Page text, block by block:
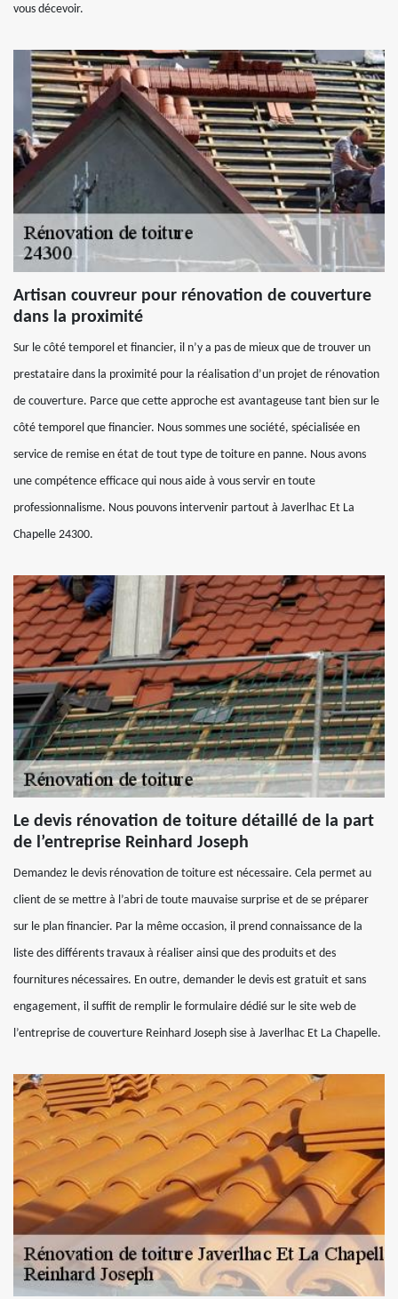
vous décevoir.
Artisan couvreur pour rénovation de couverture
dans la proximité
Sur le côté temporel et financier, il n’y a pas de mieux que de trouver un
prestataire dans la proximité pour la réalisation d’un projet de rénovation
de couverture. Parce que cette approche est avantageuse tant bien sur le
côté temporel que financier. Nous sommes une société, spécialisée en
service de remise en état de tout type de toiture en panne. Nous avons
une compétence efficace qui nous aide à vous servir en toute
professionnalisme. Nous pouvons intervenir partout à Javerlhac Et La
Chapelle 24300.
Le devis rénovation de toiture détaillé de la part
de l’entreprise Reinhard Joseph
Demandez le devis rénovation de toiture est nécessaire. Cela permet au
client de se mettre à l’abri de toute mauvaise surprise et de se préparer
sur le plan financier. Par la même occasion, il prend connaissance de la
liste des différents travaux à réaliser ainsi que des produits et des
fournitures nécessaires. En outre, demander le devis est gratuit et sans
engagement, il suffit de remplir le formulaire dédié sur le site web de
l’entreprise de couverture Reinhard Joseph sise à Javerlhac Et La Chapelle.